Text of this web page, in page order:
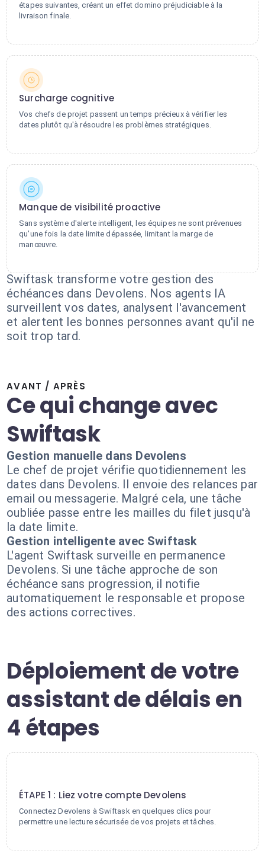
étapes suivantes, créant un effet domino préjudiciable à la
livraison finale.
Surcharge cognitive
Vos chefs de projet passent un temps précieux à vérifier les
dates plutôt qu'à résoudre les problèmes stratégiques.
Manque de visibilité proactive
Sans système d'alerte intelligent, les équipes ne sont prévenues
qu'une fois la date limite dépassée, limitant la marge de
manœuvre.
Swiftask transforme votre gestion des
échéances dans Devolens. Nos agents IA
surveillent vos dates, analysent l'avancement
et alertent les bonnes personnes avant qu'il ne
soit trop tard.
AVANT / APRÈS
Ce qui change avec
Swiftask
Gestion manuelle dans Devolens
Le chef de projet vérifie quotidiennement les
dates dans Devolens. Il envoie des relances par
email ou messagerie. Malgré cela, une tâche
oubliée passe entre les mailles du filet jusqu'à
la date limite.
Gestion intelligente avec Swiftask
L'agent Swiftask surveille en permanence
Devolens. Si une tâche approche de son
échéance sans progression, il notifie
automatiquement le responsable et propose
des actions correctives.
Déploiement de votre
assistant de délais en
4 étapes
ÉTAPE 1 : Liez votre compte Devolens
Connectez Devolens à Swiftask en quelques clics pour
permettre une lecture sécurisée de vos projets et tâches.